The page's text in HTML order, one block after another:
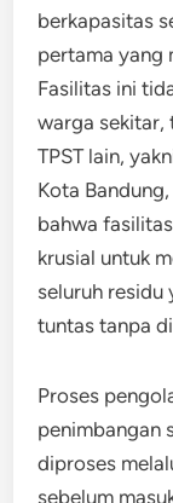
berkapasitas
pertama yang
Fasilitas ini
warga sekitar,
TPST lain,
Kota
bahwa
krusial untuk
seluruh residu
tuntas tanpa
Proses
penimbangan
diproses
sebelum